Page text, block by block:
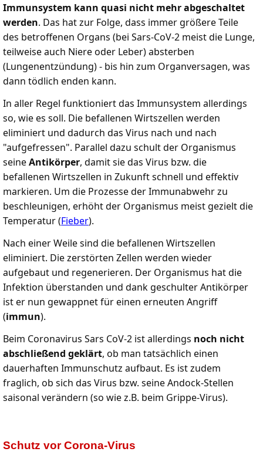
Immunsystem kann quasi nicht mehr abgeschaltet
werden. Das hat zur Folge, dass immer größere Teile
des betroffenen Organs (bei Sars-CoV-2 meist die Lunge,
teilweise auch Niere oder Leber) absterben
(Lungenentzündung) - bis hin zum Organversagen, was
dann tödlich enden kann.
In aller Regel funktioniert das Immunsystem allerdings
so, wie es soll. Die befallenen Wirtszellen werden
eliminiert und dadurch das Virus nach und nach
"aufgefressen". Parallel dazu schult der Organismus
seineAntikörper, damit sie das Virus bzw. die
befallenen Wirtszellen in Zukunft schnell und effektiv
markieren. Um die Prozesse der Immunabwehr zu
beschleunigen, erhöht der Organismus meist gezielt die
Temperatur (Fieber).
Nach einer Weile sind die befallenen Wirtszellen
eliminiert. Die zerstörten Zellen werden wieder
aufgebaut und regenerieren. Der Organismus hat die
Infektion überstanden und dank geschulter Antikörper
ist er nun gewappnet für einen erneuten Angriff
(immun).
Beim Coronavirus Sars CoV-2 ist allerdings noch nicht
abschließend geklärt, ob man tatsächlich einen
dauerhaften Immunschutz aufbaut. Es ist zudem
fraglich, ob sich das Virus bzw. seine Andock-Stellen
saisonal verändern (so wie z.B. beim Grippe-Virus).
Schutz vor Corona-Virus